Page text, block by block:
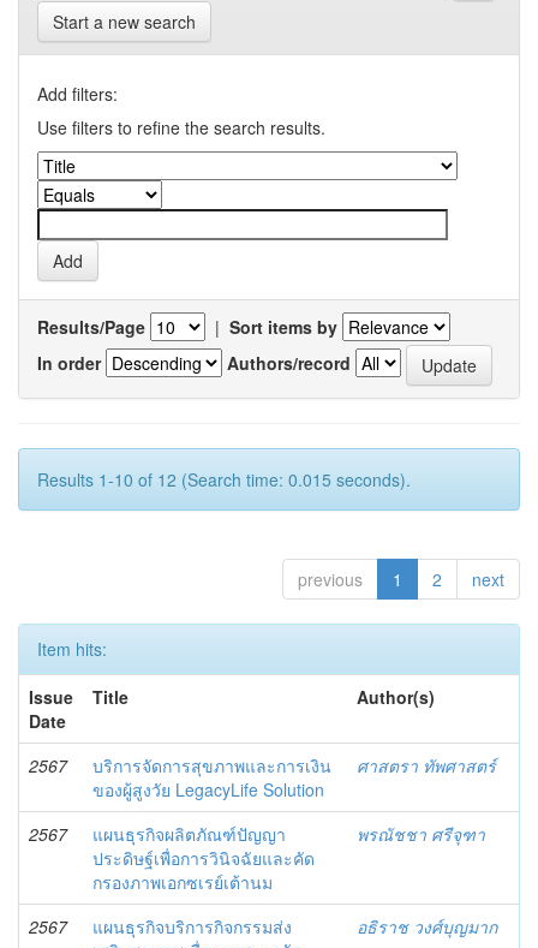
Start a new search
Add filters:
Use filters to refine the search results.
Results/Page | Sort items by
In order
Authors/record
Results 1-10 of 12 (Search time: 0.015 seconds).
previous 1 2 next
Item hits:
Issue
Date
Title Author(s)
2567
บริการจัดการสุขภาพและการเงิน
ของผู้สูงวัย LegacyLife Solution
ศาสตรา ทัพศาสตร์
2567
แผนธุรกิจผลิตภัณฑ์ปัญญา
ประดิษฐ์เพื่อการวินิจฉัยและคัด
กรองภาพเอกซเรย์เต้านม
พรณัชชา ศรีจุฑา
2567
แผนธุรกิจบริการกิจกรรมส่ง
อธิราช วงศ์บุญมาก